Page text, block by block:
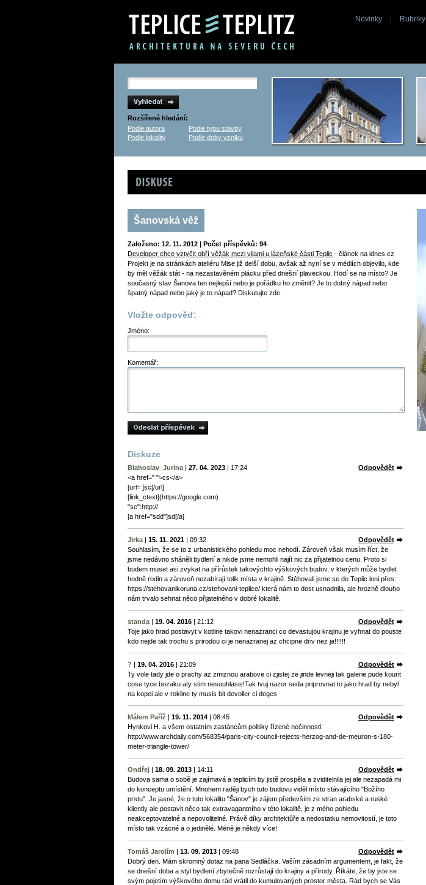
Novinky Rubriky
Rozšířené hledání:
Podle autora
Podle typu stavby
Podle lokality
Podle doby vzniku
Diskuse
Šanovská věž
Založeno: 12. 11. 2012 | Počet příspěvků: 94
Developer chce vztyčit obří věžák mezi vilami u lázeňské části Teplic - článek na idnes.cz
Projekt je na stránkách ateliéru Mise již delší dobu, avšak až nyní se v médiích objevilo, kde
by měl věžák stát - na nezastavěném plácku před dnešní plaveckou. Hodí se na místo? Je
současný stav Šanova ten nejlepší nebo je pořádku ho změnit? Je to dobrý nápad nebo
špatný nápad nebo jaký je to nápad? Diskutujte zde.
Vložte odpověď:
Jméno:
Komentář:
Diskuze
Blahoslav_Jurina | 27. 04. 2023 | 17:24
Odpovědět
<a href=" ">cs</a>
[url= ]sc[/url]
[link_сtext](https://google.com)
"sc":http://
[a href="sdd"]sd[/a]
Jirka | 15. 11. 2021 | 09:32
Odpovědět
Souhlasím, že se to z urbanistického pohledu moc nehodí. Zároveň však musím říct, že
jsme nedávno sháněli bydlení a nikde jsme nemohli najít nic za přijatelnou cenu. Proto si
budem muset asi zvykat na přírůstek takovýchto výškových budov, v kterých může bydlet
hodně rodin a zároveň nezabírají tolik místa v krajině. Stěhovali jsme se do Teplic loni přes:
https://stehovanikoruna.cz/stehovani-teplice/ která nám to dost usnadnila, ale hrozně dlouho
nám trvalo sehnat něco přijatelného v dobré lokalitě.
standa | 19. 04. 2016 | 21:12
Odpovědět
Toje jako hrad postavyt v kotline takovi nenazranci co devastujou krajinu je vyhnat do pouste
kdo nejde tak trochu s prirodou ci je nenazranej az chcipne driv nez ja!!!!!!
? | 19. 04. 2016 | 21:09
Odpovědět
Ty vole tady jde o prachy az zmiznou arabove ci zjistej ze jinde levneji tak galerie pude kourit
cose tyce bozaku aty stim nesouhlasis!Tak tvuj nazor seda priprovnat to jako hrad by nebyl
na kopci ale v rokline ty musis bit devoller ci deges
Málem Paříž | 19. 11. 2014 | 08:45
Odpovědět
Hynkovi H. a všem ostatním zastáncům politiky řízené nečinnosti:
http://www.archdaily.com/568354/paris-city-council-rejects-herzog-and-de-meuron-s-180-
meter-triangle-tower/
Ondřej | 18. 09. 2013 | 14:11
Odpovědět
Budova sama o sobě je zajímavá a teplicím by jistě prospěla a zviditelnila jej ale nezapadá mi
do konceptu umístění. Mnohem raději bych tuto budovu viděl místo stávajícího "Božího
prstu". Je jasné, že o tuto lokalitu "Šanov" je zájem především ze stran arabské a ruské
kliently ale postavit něco tak extravagantního v této lokalitě, je z mého pohledu
neakceptovatelné a nepovolitelné. Právě díky architektůře a nedostatku nemovitostí, je toto
místo tak vzácné a o jedinělé. Méně je někdy více!
Tomáš Jarolím | 13. 09. 2013 | 09:48
Odpovědět
Dobrý den. Mám skromný dotaz na pana Sedláčka. Vaším zásadním argumentem, je fakt, že
se dnešní doba a styl bydlení zbytečně rozrůstají do krajiny a přírody. Říkáte, že by jste se
svým pojetím výškového domu rád vrátil do kumulovaných prostor města. Rád bych se Vás